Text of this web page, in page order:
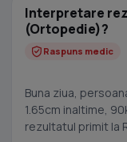
Interpretare
(Ortopedie)?
Raspuns medic
Buna ziua,
1.65cm inaltime,
rezultatul primit la